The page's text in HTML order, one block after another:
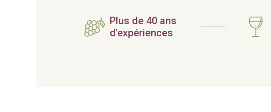
Plus de 40 ans
d'expériences